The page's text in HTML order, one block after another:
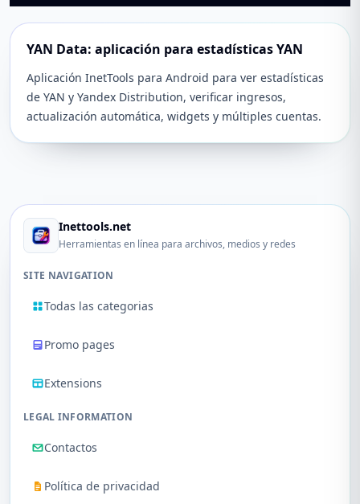
YAN Data: aplicación para estadísticas YAN
Aplicación InetTools para Android para ver estadísticas
de YAN y Yandex Distribution, verificar ingresos,
actualización automática, widgets y múltiples cuentas.
Inettools.net
Herramientas en línea para archivos, medios y redes
SITE NAVIGATION
Todas las categorias
Promo pages
Extensions
LEGAL INFORMATION
Contactos
Política de privacidad